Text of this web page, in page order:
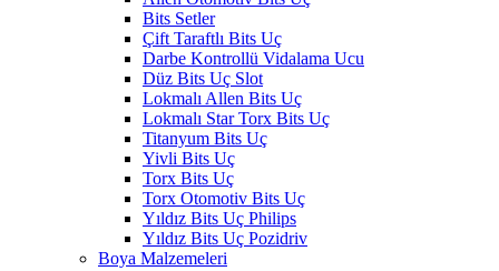
Bits Setler
Çift Taraftlı Bits Uç
Darbe Kontrollü Vidalama Ucu
Düz Bits Uç Slot
Lokmalı Allen Bits Uç
Lokmalı Star Torx Bits Uç
Titanyum Bits Uç
Yivli Bits Uç
Torx Bits Uç
Torx Otomotiv Bits Uç
Yıldız Bits Uç Philips
Yıldız Bits Uç Pozidriv
Boya Malzemeleri